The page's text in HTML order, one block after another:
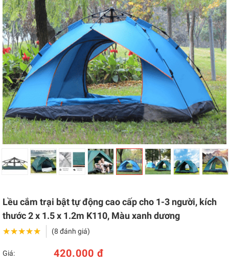
Lều cắm trại bật tự động cao cấp cho 1-3 người, kích
thước 2 x 1.5 x 1.2m K110, Màu xanh dương
★★★★★
★★★★★ (8 đánh giá)
Giá: 420.000 đ